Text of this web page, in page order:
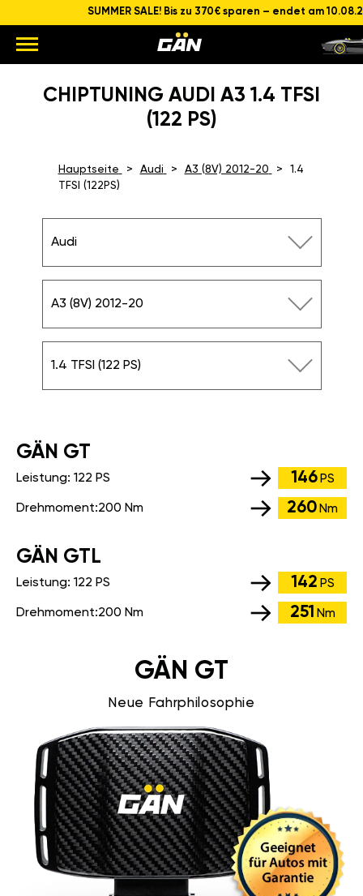
SUMMER SALE! Bis zu 370€ sparen – endet am
CHIPTUNING AUDI A3 1.4 TFSI
(122 PS)
Hauptseite Audi A3 (8V) 2012-20
1.4
TFSI (122PS)
Audi
A3 (8V) 2012-20
1.4 TFSI (122 PS)
GÄN GT
Leistung: 122 PS 146 PS
Drehmoment:200 Nm 260 Nm
GÄN GTL
Leistung: 122 PS 142 PS
Drehmoment:200 Nm 251 Nm
GÄN GT
Neue Fahrphilosophie